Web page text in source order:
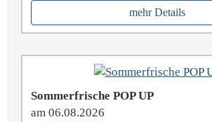
mehr Details
Sommerfrische POP UP
am 06.08.2026